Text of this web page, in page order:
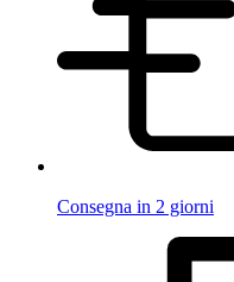
Consegna in 2 giorni